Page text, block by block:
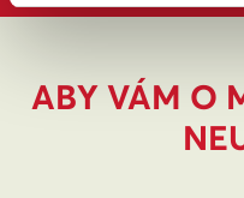
ABY VÁM O